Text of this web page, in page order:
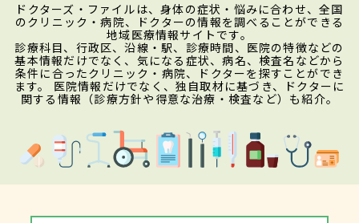
ドクターズ・ファイルは、身体の症状・悩みに合わせ、全国
のクリニック・病院、ドクターの情報を調べることができる
地域医療情報サイトです。
診療科目、行政区、沿線・駅、診療時間、医院の特徴などの
基本情報だけでなく、気になる症状、病名、検査名などから
条件に合ったクリニック・病院、ドクターを探すことができ
ます。 医院情報だけでなく、独自取材に基づき、ドクターに
関する情報（診療方針や得意な治療・検査など）も紹介。